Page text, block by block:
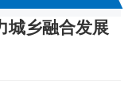
城乡融合发展